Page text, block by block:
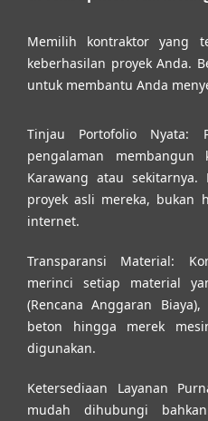
Memilih kontraktor yang
keberhasilan proyek Anda.
untuk membantu Anda
Tinjau Portofolio Nyata:
pengalaman
Karawang atau
proyek asli mereka, bukan
internet.
Transparansi Material:
merinci setiap material
(Rencana Anggaran
beton hingga merek
digunakan.
Ketersediaan Layanan
mudah dihubungi